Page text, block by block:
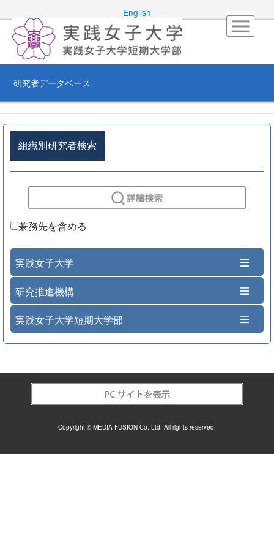
English
研究者データベース
組織別研究者検索
兼務先を含める
実践女子大学
研究推進機構
実践女子大学短期大学部
Copyright © MEDIA FUSION Co.,Ltd. All rights reserved.